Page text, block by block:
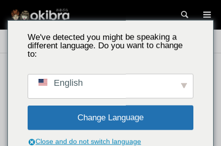
搜尋
沖繩景點 本島中部東海岸地區 宇流麻市
宇流麻市 漢堡
HARVEST HAMBURGER／沖繩縣
宇流麻市 沖繩最……
「HARVEST HAMBURGER 宇流麻
市集店」是一家以肉汁豐盈的漢堡
We've detected you might be speaking a
different language. Do you want to change
to:
English
Change Language
Close and do not switch language